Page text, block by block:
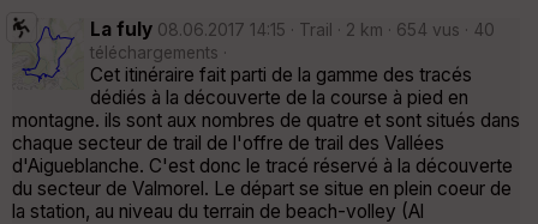
La fuly 08.06.2017 14:15 · Trail · 2 km · 654 vus · 40
téléchargements ·
Cet itinéraire fait parti de la gamme des tracés
dédiés à la découverte de la course à pied en
montagne. ils sont aux nombres de quatre et sont situés dans
chaque secteur de trail de l'offre de trail des Vallées
d'Aigueblanche. C'est donc le tracé réservé à la découverte
du secteur de Valmorel. Le départ se situe en plein coeur de
la station, au niveau du terrain de beach-volley (Al